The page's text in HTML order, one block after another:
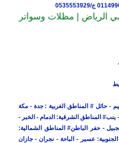
الرياض | مظلات وسواتر
- حائل # المناطق الغربية : جدة - مكة
- ينب# المناطق الشرقية: الدمام - الخبر -
- حفر الباطن# المناطق الشمالية:
عسير - الباحة - نجران - جازان